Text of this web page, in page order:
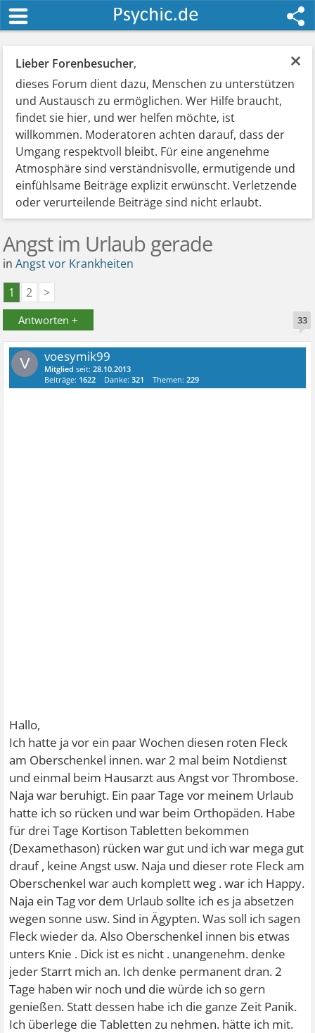
×
Lieber Forenbesucher,
dieses Forum dient dazu, Menschen zu unterstützen
und Austausch zu ermöglichen. Wer Hilfe braucht,
findet sie hier, und wer helfen möchte, ist
willkommen. Moderatoren achten darauf, dass der
Umgang respektvoll bleibt. Für eine angenehme
Atmosphäre sind verständnisvolle, ermutigende und
einfühlsame Beiträge explizit erwünscht. Verletzende
oder verurteilende Beiträge sind nicht erlaubt.
Angst im Urlaub gerade
inAngst vor Krankheiten
1
2 >
Antworten + 33
V voesymik99
Mitglied seit:28.10.2013
Beiträge: 1622 Danke:321 Themen:229
Hallo,
Ich hatte ja vor ein paar Wochen diesen roten Fleck
am Oberschenkel innen. war 2 mal beim Notdienst
und einmal beim Hausarzt aus Angst vor Thrombose.
Naja war beruhigt. Ein paar Tage vor meinem Urlaub
hatte ich so rücken und war beim Orthopäden. Habe
für drei Tage Kortison Tabletten bekommen
(Dexamethason) rücken war gut und ich war mega gut
drauf , keine Angst usw. Naja und dieser rote Fleck am
Oberschenkel war auch komplett weg . war ich Happy.
Naja ein Tag vor dem Urlaub sollte ich es ja absetzen
wegen sonne usw. Sind in Ägypten. Was soll ich sagen
Fleck wieder da. Also Oberschenkel innen bis etwas
unters Knie . Dick ist es nicht . unangenehm. denke
jeder Starrt mich an. Ich denke permanent dran. 2
Tage haben wir noch und die würde ich so gern
genießen. Statt dessen habe ich die ganze Zeit Panik.
Ich überlege die Tabletten zu nehmen. hätte ich mit.